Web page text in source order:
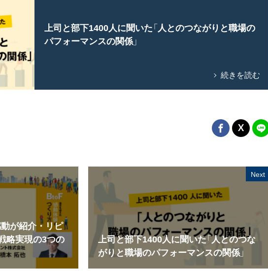
上司と部下1400人に聞いた「人とのつながりと職場の
パフォーマンスの関係」
続きを読む
が紹介・リピ
実現の3つの
Next
上司と部下1400人に聞いた「人とのつな
がりと職場のパフォーマンスの関係」